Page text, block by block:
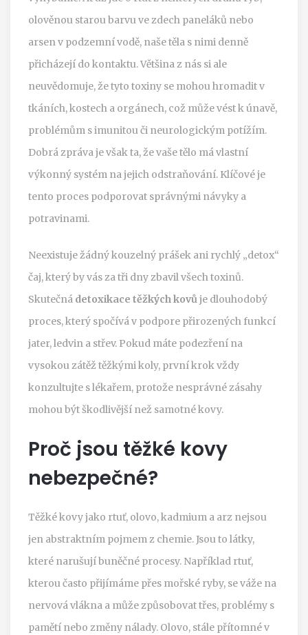
olověnou starou barvu ve zdech paneláků nebo
arsen v podzemní vodě, naše těla s nimi denně
přicházejí do kontaktu. Většina z nás si ale
neuvědomuje, že tyto toxiny se mohou hromadit v
tkáních, kostech a orgánech, což může vést k únavě,
problémům s imunitou či neurologickým potížím.
Dobrá zpráva je však ta, že vaše tělo má vlastní
výkonný systém na jejich odstraňování. Klíčové je
tento proces podporovat správnými návyky a
potravinami.
Neexistuje žádný kouzelný prášek ani rychlý „detox“
čaj, který by vás za tři dny zbavil všech toxinů.
Skutečná detoxikace těžkých kovůje dlouhodobý
proces, který spočívá v podpore přirozených funkcí
jater, ledvin a střev. Pokud máte podezření na
vysokou zátěž těžkými koly, první krok vždy
konzultujte s lékařem, protože nesprávné zásahy
mohou být škodlivější než samotné kovy.
Proč jsou těžké kovy
nebezpečné?
Těžké kovy jako rtuť, olovo, kadmium a arz nejsou
jen abstraktním pojmem z chemie. Jsou to látky,
které narušují buněčné procesy. Například rtuť,
kterou často přijímáme přes mořské ryby, se váže na
nervová vlákna a může způsobovat třes, problémy s
pamětí nebo změny nálady. Olovo, stále přítomné v